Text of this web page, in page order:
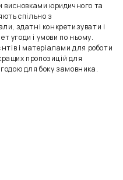
висновками юридичного та
спільно з
здатні конкретизувати і
угоди і умови по ньому.
і матеріалами для роботи
пропозицій для
для боку замовника.